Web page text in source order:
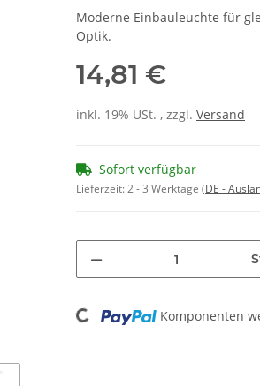
Moderne Einbauleuchte für
Optik.
14,81 €
inkl. 19% USt. , zzgl. Versand
Sofort verfügbar
Lieferzeit:2 - 3 Werktage (DE -
Loading... Komponenten